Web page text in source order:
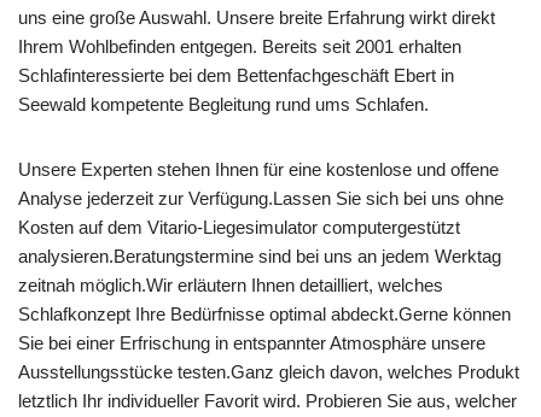
uns eine große Auswahl. Unsere breite Erfahrung wirkt direkt
Ihrem Wohlbefinden entgegen. Bereits seit 2001 erhalten
Schlafinteressierte bei dem Bettenfachgeschäft Ebert in
Seewald kompetente Begleitung rund ums Schlafen.
Unsere Experten stehen Ihnen für eine kostenlose und offene
Analyse jederzeit zur Verfügung.Lassen Sie sich bei uns ohne
Kosten auf dem Vitario-Liegesimulator computergestützt
analysieren.Beratungstermine sind bei uns an jedem Werktag
zeitnah möglich.Wir erläutern Ihnen detailliert, welches
Schlafkonzept Ihre Bedürfnisse optimal abdeckt.Gerne können
Sie bei einer Erfrischung in entspannter Atmosphäre unsere
Ausstellungsstücke testen.Ganz gleich davon, welches Produkt
letztlich Ihr individueller Favorit wird. Probieren Sie aus, welcher